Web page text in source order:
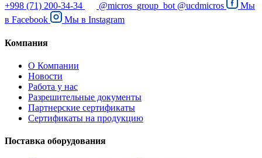
+998 (71) 200-34-34
@micros_group_bot @ucdmicros
Мы
в Facebook Мы в Instagram
Компания
О Компании
Новости
Работа у нас
Разрешительные документы
Партнерские сертификаты
Сертификаты на продукцию
Поставка оборудования